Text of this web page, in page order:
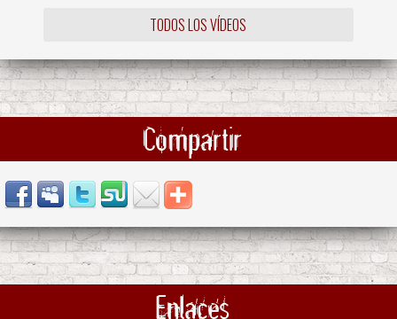
TODOS LOS VÍDEOS
Compartir
Enlaces